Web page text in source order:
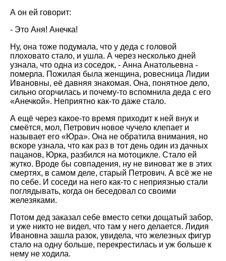
А он ей говорит:
- Это Аня! Анечка!
Ну, она тоже подумала, что у деда с головой
плоховато стало, и ушла. А через несколько дней
узнала, что одна из соседок, - Анна Анатольевна -
померла. Пожилая была женщина, ровесница Лидии
Ивановны, её давняя знакомая. Она, понятное дело,
сильно огорчилась и почему-то вспомнила деда с его
«Анечкой». Неприятно как-то даже стало.
А ещё через какое-то время приходит к ней внук и
смеётся, мол, Петрович новое чучело клепает и
называет его «Юра». Она не обратила внимания, но
вскоре узнала, что как раз в тот день один из дачных
пацанов, Юрка, разбился на мотоцикле. Стало ей
жутко. Вроде бы совпадения, ну не виноват же в этих
смертях, в самом деле, старый Петрович. А всё же не
по себе. И соседи на него как-то с неприязнью стали
поглядывать, когда он беседовал со своими
железяками.
Потом дед заказал себе вместо сетки дощатый забор,
и уже никто не видел, что там у него делается. Лидия
Ивановна зашла разок, увидела, что железных фигур
стало на одну больше, перекрестилась и уж больше к
нему не ходила.